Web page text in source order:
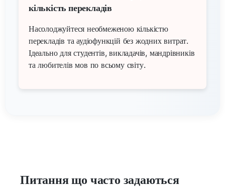
кількість перекладів
Насолоджуйтеся необмеженою кількістю
перекладів та аудіофункцій без жодних витрат.
Ідеально для студентів, викладачів, мандрівників
та любителів мов по всьому світу.
Питання що часто задаються